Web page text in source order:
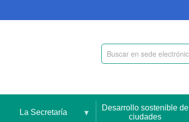
La Secretaría
Desarrollo sostenible de
ciudades